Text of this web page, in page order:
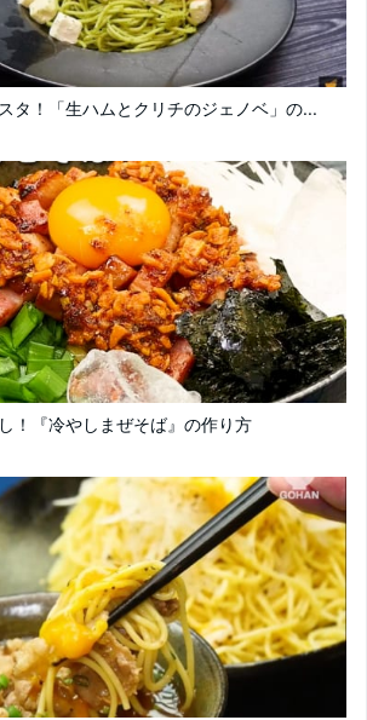
タ！「生ハムとクリチのジェノベ」の...
！『冷やしまぜそば』の作り方